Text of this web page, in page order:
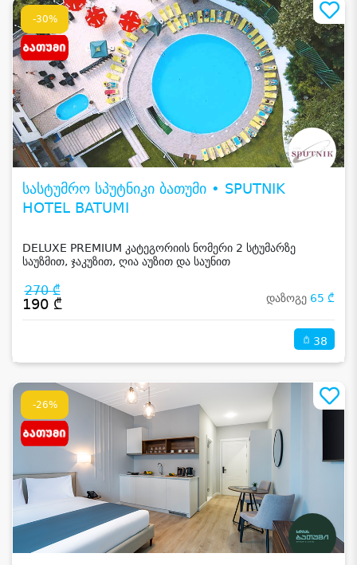
-30%
სასტუმრო სპუტნიკი ბათუმი • SPUTNIK
HOTEL BATUMI
DELUXE PREMIUM კატეგორიის ნომერი 2 სტუმარზე
საუზმით, ჯაკუზით, ღია აუზით და საუნით
270 ₾
190 ₾ დაზოგე 65 ₾
38
-26%